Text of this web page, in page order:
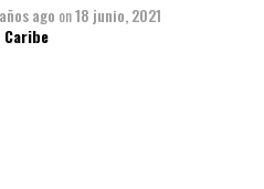
ago on18 junio, 2021